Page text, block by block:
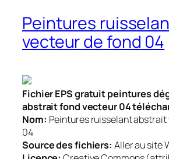
Peintures
vecteur de fond 04
Fichier EPS gratuit peintures
abstrait fond vecteur 04
Nom: Peintures ruisselant
04
Source des fichiers: Aller au site